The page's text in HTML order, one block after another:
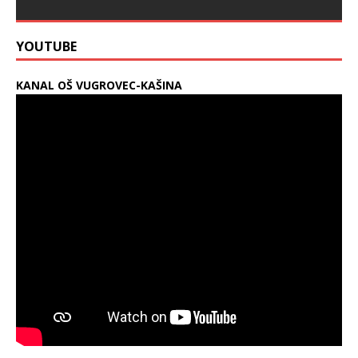
YOUTUBE
KANAL OŠ VUGROVEC-KAŠINA